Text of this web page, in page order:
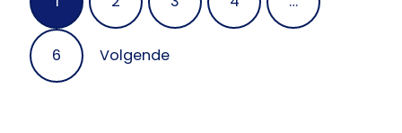
navigation
6 Volgende